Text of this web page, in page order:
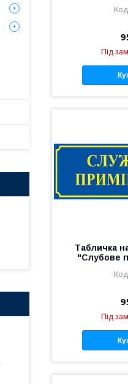
Під
Табличка
"Слубове
Під